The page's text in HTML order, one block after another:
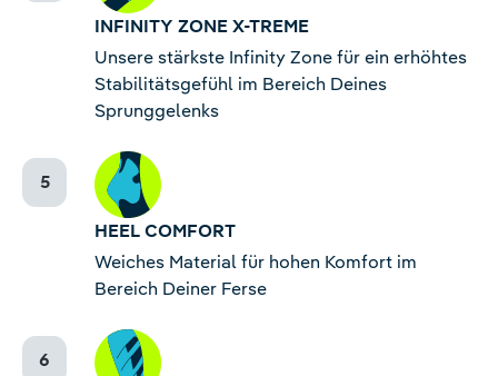
INFINITY ZONE X-TREME
Unsere stärkste Infinity Zone für ein erhöhtes
Stabilitätsgefühl im Bereich Deines
Sprunggelenks
HEEL COMFORT
Weiches Material für hohen Komfort im
Bereich Deiner Ferse